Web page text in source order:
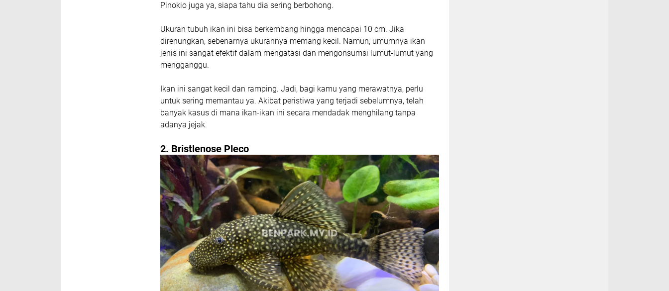
Pinokio juga ya, siapa tahu dia sering berbohong.
Ukuran tubuh ikan ini bisa berkembang hingga mencapai 10 cm. Jika
direnungkan, sebenarnya ukurannya memang kecil. Namun, umumnya ikan
jenis ini sangat efektif dalam mengatasi dan mengonsumsi lumut-lumut yang
mengganggu.
Ikan ini sangat kecil dan ramping. Jadi, bagi kamu yang merawatnya, perlu
untuk sering memantau ya. Akibat peristiwa yang terjadi sebelumnya, telah
banyak kasus di mana ikan-ikan ini secara mendadak menghilang tanpa
adanya jejak.
2. Bristlenose Pleco